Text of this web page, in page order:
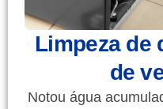
Limpeza de
de
Notou água